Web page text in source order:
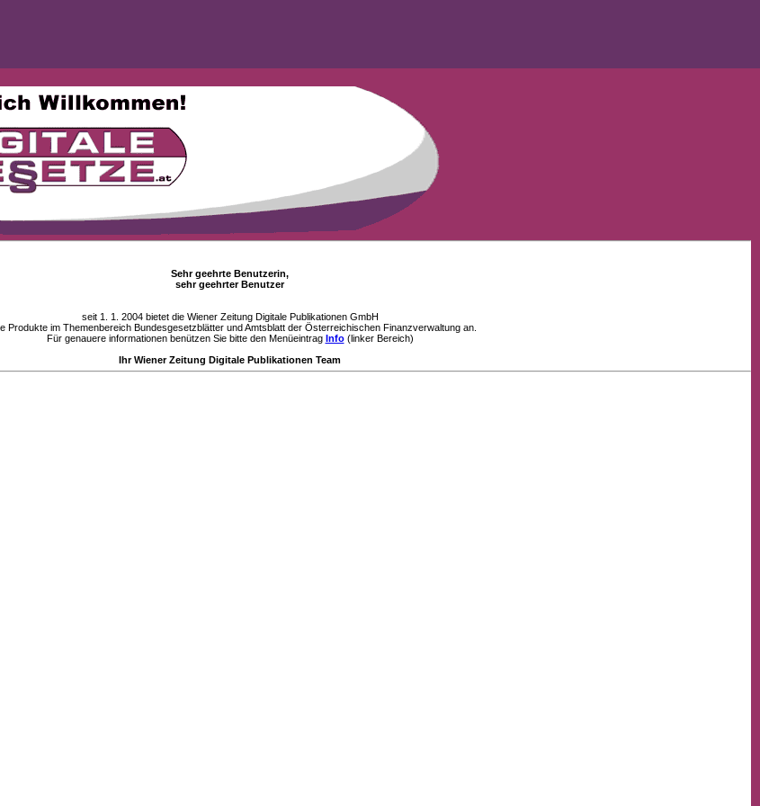
Sehr geehrte Benutzerin,
sehr geehrter Benutzer
seit 1. 1. 2004 bietet die Wiener Zeitung Digitale Publikationen GmbH
Produkte im Themenbereich Bundesgesetzblätter und Amtsblatt der Österreichischen Finanzverwaltung an.
Für genauere informationen benützen Sie bitte den Menüeintrag Info(linker Bereich)
Ihr Wiener Zeitung Digitale Publikationen Team